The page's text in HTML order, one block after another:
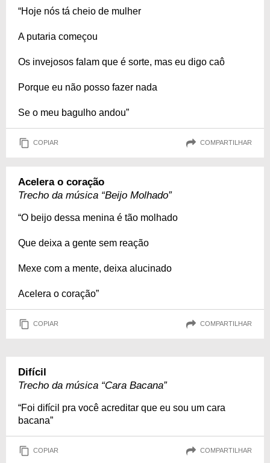
“Hoje nós tá cheio de mulher
A putaria começou
Os invejosos falam que é sorte, mas eu digo caô
Porque eu não posso fazer nada
Se o meu bagulho andou”
COPIAR COMPARTILHAR
Acelera o coração
Trecho da música “Beijo Molhado”
“O beijo dessa menina é tão molhado
Que deixa a gente sem reação
Mexe com a mente, deixa alucinado
Acelera o coração”
COPIAR COMPARTILHAR
Difícil
Trecho da música “Cara Bacana”
“Foi difícil pra você acreditar que eu sou um cara
bacana”
COPIAR COMPARTILHAR